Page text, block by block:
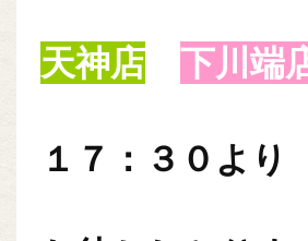
天神店 下川端
１７：３０より